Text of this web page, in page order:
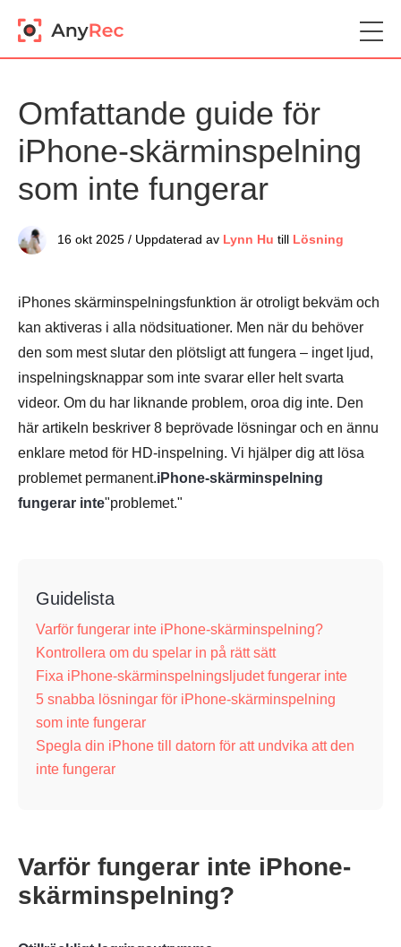
Omfattande guide för
iPhone-skärminspelning
som inte fungerar
16 okt 2025 / Uppdaterad av Lynn Hu till Lösning
iPhones skärminspelningsfunktion är otroligt bekväm och
kan aktiveras i alla nödsituationer. Men när du behöver
den som mest slutar den plötsligt att fungera – inget ljud,
inspelningsknappar som inte svarar eller helt svarta
videor. Om du har liknande problem, oroa dig inte. Den
här artikeln beskriver 8 beprövade lösningar och en ännu
enklare metod för HD-inspelning. Vi hjälper dig att lösa
problemet permanent.iPhone-skärminspelning
fungerar inte"problemet."
Guidelista
Varför fungerar inte iPhone-skärminspelning?
Kontrollera om du spelar in på rätt sätt
Fixa iPhone-skärminspelningsljudet fungerar inte
5 snabba lösningar för iPhone-skärminspelning
som inte fungerar
Spegla din iPhone till datorn för att undvika att den
inte fungerar
Varför fungerar inte iPhone-
skärminspelning?